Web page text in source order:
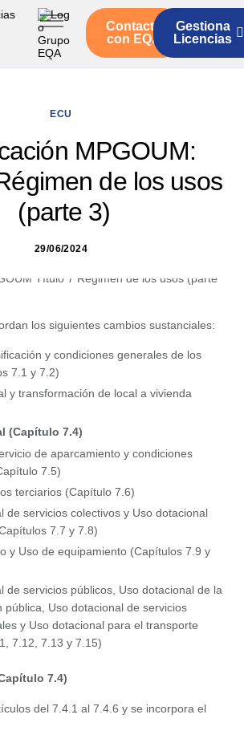
Contacto
con EQA
Gestiona
Licencias
ECU
MPGOUM:
de los usos
(parte 3)
29/06/2024
los siguientes cambios sustanciales:
y condiciones generales de los
7.1 y 7.2)
y transformación de local a vivienda
(Capítulo 7.4)
de aparcamiento y condiciones
7.5)
terciarios (Capítulo 7.6)
de servicios colectivos y Uso dotacional
7.7 y 7.8)
y Uso de equipamiento (Capítulos 7.9 y
de servicios públicos, Uso dotacional de la
pública, Uso dotacional de servicios
y Uso dotacional para el transporte
7.12, 7.13 y 7.15)
7.4)
del 7.4.1 al 7.4.6 y se incorpora el